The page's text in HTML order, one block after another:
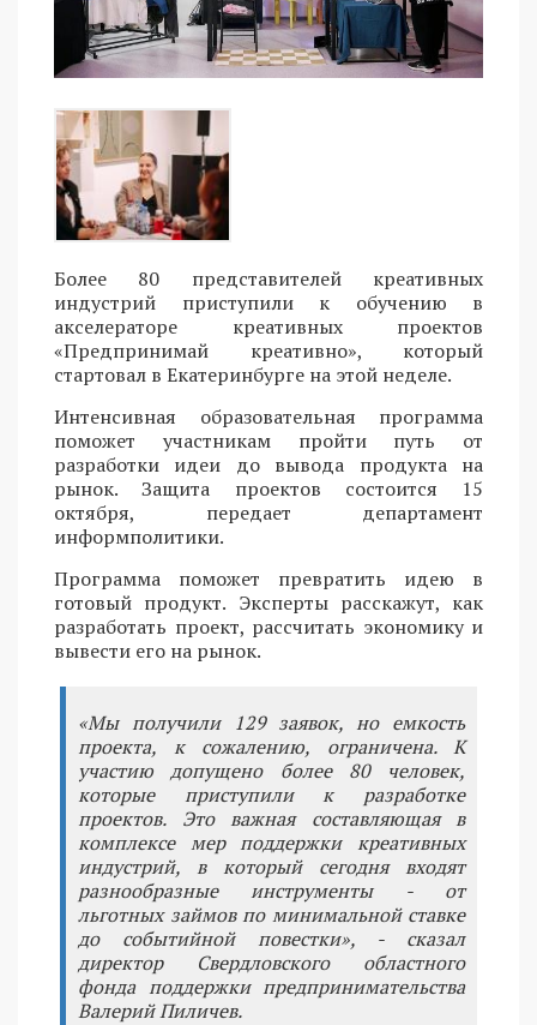
Более 80 представителей креативных
индустрий приступили к обучению в
акселераторе креативных проектов
«Предпринимай креативно», который
стартовал в Екатеринбурге на этой неделе.
Интенсивная образовательная программа
поможет участникам пройти путь от
разработки идеи до вывода продукта на
рынок. Защита проектов состоится 15
октября, передает департамент
информполитики.
Программа поможет превратить идею в
готовый продукт. Эксперты расскажут, как
разработать проект, рассчитать экономику и
вывести его на рынок.
«Мы получили 129 заявок, но емкость
проекта, к сожалению, ограничена. К
участию допущено более 80 человек,
которые приступили к разработке
проектов. Это важная составляющая в
комплексе мер поддержки креативных
индустрий, в который сегодня входят
разнообразные инструменты - от
льготных займов по минимальной ставке
до событийной повестки», - сказал
директор Свердловского областного
фонда поддержки предпринимательства
Валерий Пиличев.